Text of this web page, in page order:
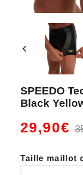
chevron_left
SPEEDO
Black
29,90€
Taille maillot